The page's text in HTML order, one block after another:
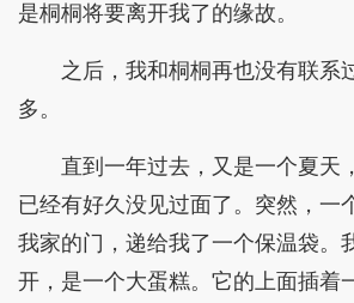
是桐桐将要离开我了的缘故。
之后，我和桐桐再也没有联系
多。
直到一年过去，又是一个夏天
已经有好久没见过面了。突然，一
我家的门，递给我了一个保温袋。
开，是一个大蛋糕。它的上面插着